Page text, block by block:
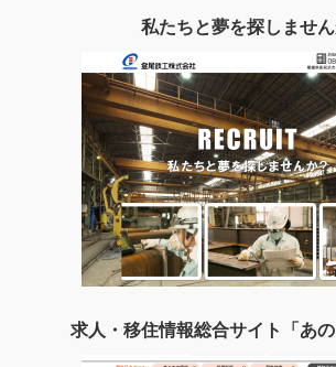
私たちと夢を探しませ
求人・移住情報総合サイト「あの